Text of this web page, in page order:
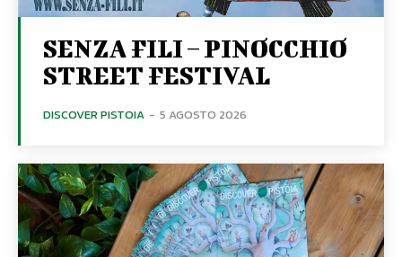
SENZA FILI – PINOCCHIO
STREET FESTIVAL
DISCOVER PISTOIA - 5 AGOSTO 2026